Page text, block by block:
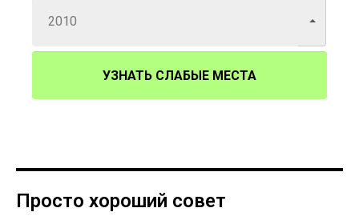
УЗНАТЬ СЛАБЫЕ МЕСТА
Просто хороший совет